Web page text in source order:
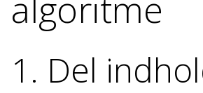
1. Del